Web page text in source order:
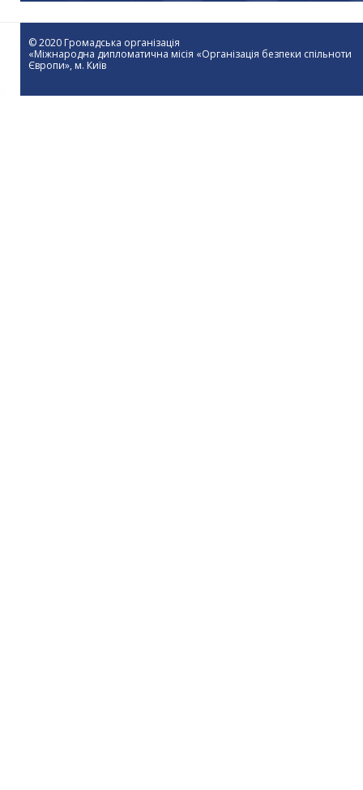
© 2020 Громадська організація
«Міжнародна дипломатична місія «Організація безпеки спільноти
Європи», м. Київ